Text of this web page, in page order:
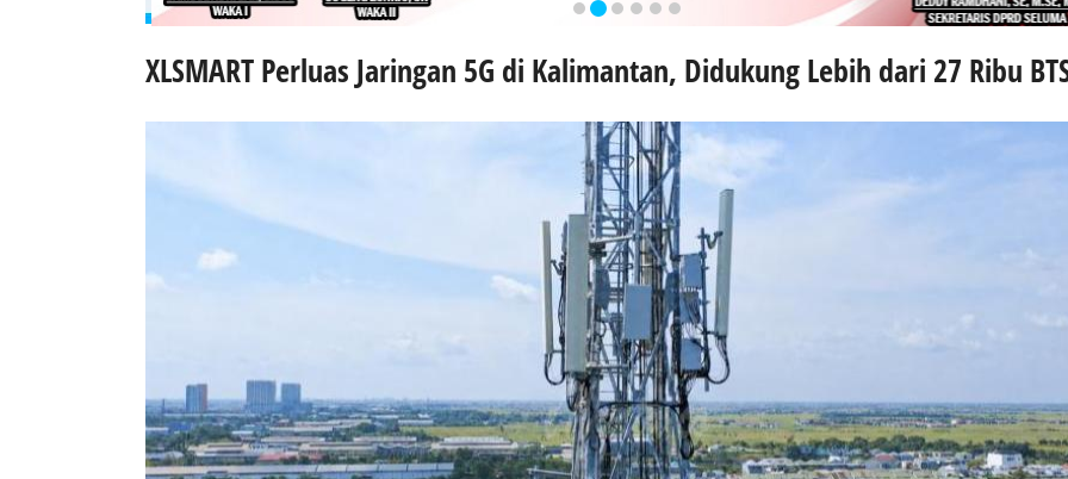
XLSMART Perluas Jaringan 5G di Kalimantan, Didukung Lebih dari 27 Ribu